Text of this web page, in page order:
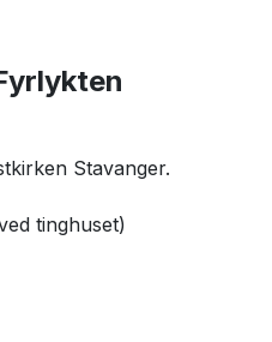
Stavanger.
tinghuset)